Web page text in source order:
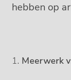
hebben op
1. Meerwerk